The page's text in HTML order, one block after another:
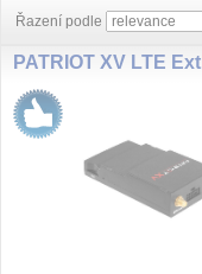
Řazení podle